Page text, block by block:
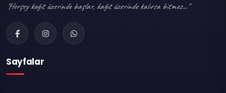
"Herşey kağıt üzerinde başlar, kağıt üzerinde kalırsa bitmez..."
Sayfalar